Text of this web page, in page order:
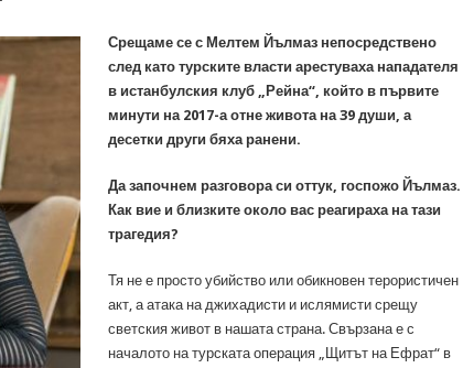
Срещаме се с Мелтем Йълмаз непосредствено
след като турските власти арестуваха нападателя
в истанбулския клуб „Рейна“, който в първите
минути на 2017-а отне живота на 39 души, а
десетки други бяха ранени.
Да започнем разговора си оттук, госпожо Йълмаз.
Как вие и близките около вас реагираха на тази
трагедия?
Тя не е просто убийство или обикновен терористичен
акт, а атака на джихадисти и ислямисти срещу
светския живот в нашата страна. Свързана е с
началото на турската операция „Щитът на Ефрат“ в